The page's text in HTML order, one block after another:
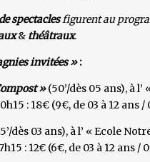
spectaclesfigurent au
& théâtraux.
invitées »:
»(50’/dès 05 ans), à
: 18€ (9€, de 03 à 12 ans
dès 03 ans), à l’ « Ecole
: 12€ (6€, de 03 à 12 ans